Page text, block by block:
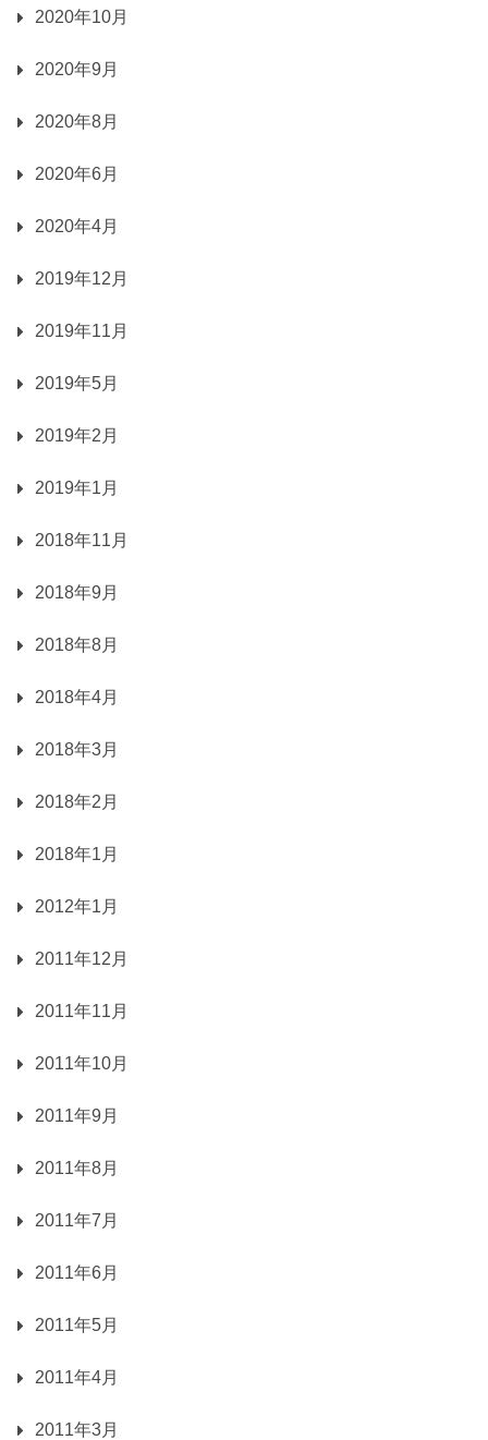
2020年10月
2020年9月
2020年8月
2020年6月
2020年4月
2019年12月
2019年11月
2019年5月
2019年2月
2019年1月
2018年11月
2018年9月
2018年8月
2018年4月
2018年3月
2018年2月
2018年1月
2012年1月
2011年12月
2011年11月
2011年10月
2011年9月
2011年8月
2011年7月
2011年6月
2011年5月
2011年4月
2011年3月